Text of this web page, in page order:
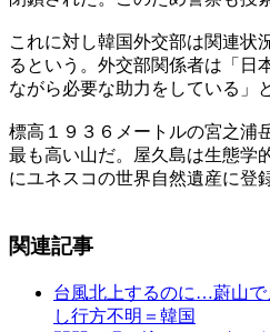
これに対し韓国外交部は関連状
るという。外交部関係者は「日
ながら必要な助力をしている」
標高１９３６メートルの宮之浦
最も高い山だ。屋久島は生態学
にユネスコの世界自然遺産に登
関連記事
台風北上するのに…蔚山
し行方不明＝韓国